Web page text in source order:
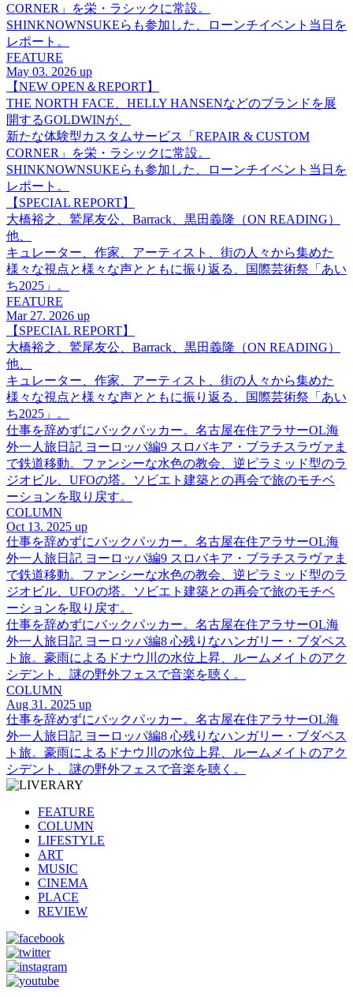
CORNER」を栄・ラシックに常設。
SHINKNOWNSUKEらも参加した、ローンチイベント当日を
レポート。
FEATURE
May 03. 2026 up
【NEW OPEN＆REPORT】
THE NORTH FACE、HELLY HANSENなどのブランドを展
開するGOLDWINが、
新たな体験型カスタムサービス「REPAIR & CUSTOM
CORNER」を栄・ラシックに常設。
SHINKNOWNSUKEらも参加した、ローンチイベント当日を
レポート。
【SPECIAL REPORT】
大橋裕之、鷲尾友公、Barrack、黒田義隆（ON READING）
他、
キュレーター、作家、アーティスト、街の人々から集めた
様々な視点と様々な声とともに振り返る、国際芸術祭「あい
ち2025」。
FEATURE
Mar 27. 2026 up
【SPECIAL REPORT】
大橋裕之、鷲尾友公、Barrack、黒田義隆（ON READING）
他、
キュレーター、作家、アーティスト、街の人々から集めた
様々な視点と様々な声とともに振り返る、国際芸術祭「あい
ち2025」。
仕事を辞めずにバックパッカー。名古屋在住アラサーOL海
外一人旅日記 ヨーロッパ編9 スロバキア・ブラチスラヴァま
で鉄道移動。ファンシーな水色の教会、逆ピラミッド型のラ
ジオビル、UFOの塔。ソビエト建築との再会で旅のモチベ
ーションを取り戻す。
COLUMN
Oct 13. 2025 up
仕事を辞めずにバックパッカー。名古屋在住アラサーOL海
外一人旅日記 ヨーロッパ編9 スロバキア・ブラチスラヴァま
で鉄道移動。ファンシーな水色の教会、逆ピラミッド型のラ
ジオビル、UFOの塔。ソビエト建築との再会で旅のモチベ
ーションを取り戻す。
仕事を辞めずにバックパッカー。名古屋在住アラサーOL海
外一人旅日記 ヨーロッパ編8 心残りなハンガリー・ブダペス
ト旅。豪雨によるドナウ川の水位上昇、ルームメイトのアク
シデント、謎の野外フェスで音楽を聴く。
COLUMN
Aug 31. 2025 up
仕事を辞めずにバックパッカー。名古屋在住アラサーOL海
外一人旅日記 ヨーロッパ編8 心残りなハンガリー・ブダペス
ト旅。豪雨によるドナウ川の水位上昇、ルームメイトのアク
シデント、謎の野外フェスで音楽を聴く。
FEATURE
COLUMN
LIFESTYLE
ART
MUSIC
CINEMA
PLACE
REVIEW